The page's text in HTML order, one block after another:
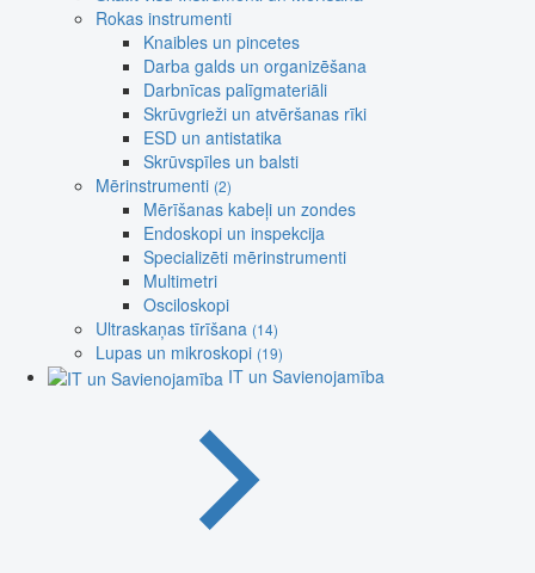
Rokas instrumenti
Knaibles un pincetes
Darba galds un organizēšana
Darbnīcas palīgmateriāli
Skrūvgrieži un atvēršanas rīki
ESD un antistatika
Skrūvspīles un balsti
Mērinstrumenti (2)
Mērīšanas kabeļi un zondes
Endoskopi un inspekcija
Specializēti mērinstrumenti
Multimetri
Osciloskopi
Ultraskaņas tīrīšana (14)
Lupas un mikroskopi (19)
IT un Savienojamība